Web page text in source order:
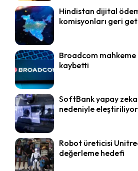
Hindistan dijital
komisyonları geri
Broadcom mahkeme
kaybetti
SoftBank yapay zeka
nedeniyle eleştiriliyor
Robot üreticisi
değerleme hedefi